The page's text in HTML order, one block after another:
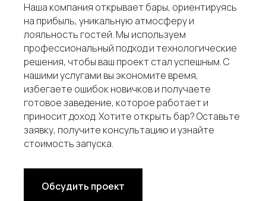
Наша компания открывает бары, ориентируясь
на прибыль, уникальную атмосферу и
лояльность гостей. Мы используем
профессиональный подход и технологические
решения, чтобы ваш проект стал успешным. С
нашими услугами вы экономите время,
избегаете ошибок новичков и получаете
готовое заведение, которое работает и
приносит доход. Хотите открыть бар? Оставьте
заявку, получите консультацию и узнайте
стоимость запуска.
Обсудить проект